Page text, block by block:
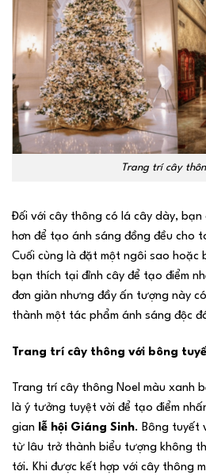
Trang trí cây
Đối với cây thông có lá cây dày, bạn
hơn để tạo ánh sáng đồng đều cho
Cuối cùng là đặt một ngôi sao
bạn thích tại đỉnh cây để tạo điểm
đơn giản nhưng đầy ấn tượng này
thành một tác phẩm ánh sáng độc
Trang trí cây thông với bông
Trang trí cây thông Noel màu xanh
là ý tưởng tuyệt vời để tạo điểm
gian lễ hội Giáng Sinh. Bông tuyết
từ lâu trở thành biểu tượng không
tới. Khi được kết hợp với cây thông